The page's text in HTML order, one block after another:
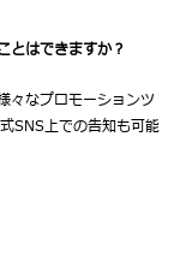
とはできますか？
々なプロモーションツ
SNS上での告知も可能